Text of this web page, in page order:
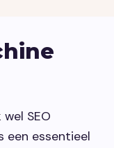
SEO
een essentieel